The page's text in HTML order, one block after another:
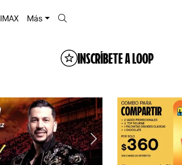
IMAX Más
INSCRÍBETE A LOOP